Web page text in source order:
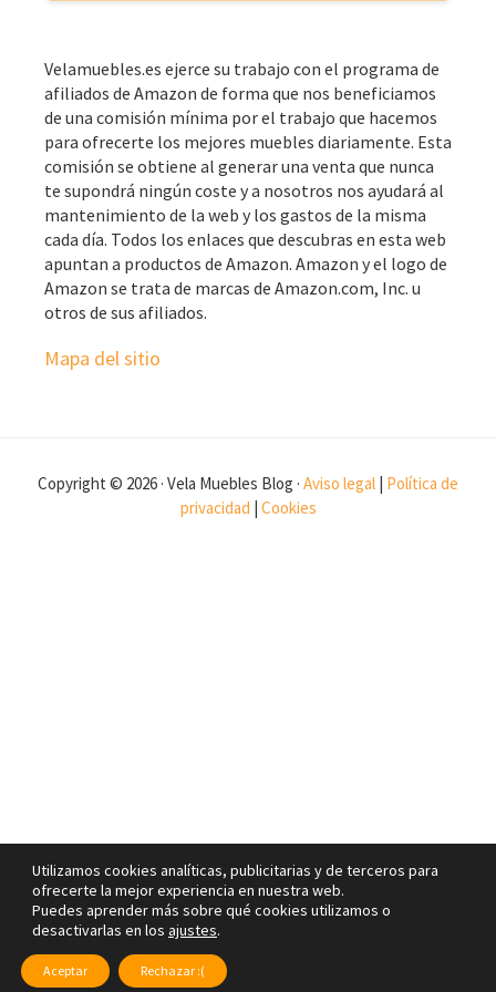
Velamuebles.es ejerce su trabajo con el programa de
afiliados de Amazon de forma que nos beneficiamos
de una comisión mínima por el trabajo que hacemos
para ofrecerte los mejores muebles diariamente. Esta
comisión se obtiene al generar una venta que nunca
te supondrá ningún coste y a nosotros nos ayudará al
mantenimiento de la web y los gastos de la misma
cada día. Todos los enlaces que descubras en esta web
apuntan a productos de Amazon. Amazon y el logo de
Amazon se trata de marcas de Amazon.com, Inc. u
otros de sus afiliados.
Mapa del sitio
Copyright © 2026 · Vela Muebles Blog · Aviso legal | Política de
privacidad | Cookies
Utilizamos cookies analíticas, publicitarias y de terceros para
ofrecerte la mejor experiencia en nuestra web.
Puedes aprender más sobre qué cookies utilizamos o
desactivarlas en los ajustes.
Aceptar Rechazar :(